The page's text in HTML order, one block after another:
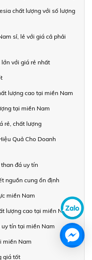
chất lượng với số lượng
sỉ, lẻ với giá cả phải
với giá rẻ nhất
lượng cao tại miền Nam
tại miền Nam
rẻ, chất lượng
Quả Cho Doanh
đá uy tín
nguồn cung ổn định
miền Nam
lượng cao tại miền Nam
tín tại miền Nam
miền Nam
giá tốt